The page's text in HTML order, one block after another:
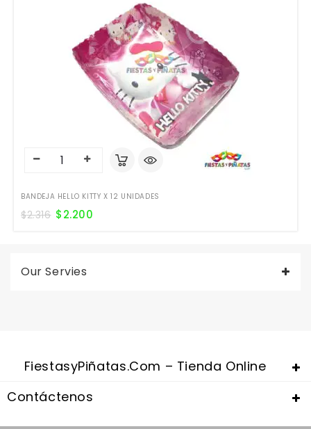
BANDEJA HELLO KITTY X 12 UNIDADES
$2.316 $2.200
Our Servies
FiestasyPiñatas.com – Tienda Online
Contáctenos